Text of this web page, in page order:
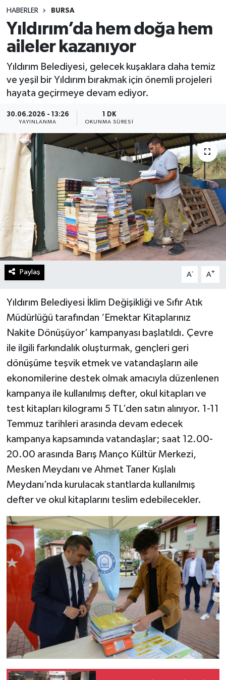
HABERLER BURSA
Yıldırım’da hem doğa hem
aileler kazanıyor
Yıldırım Belediyesi, gelecek kuşaklara daha temiz
ve yeşil bir Yıldırım bırakmak için önemli projeleri
hayata geçirmeye devam ediyor.
30.06.2026 - 13:26
YAYINLANMA
1 DK
OKUNMA SÜRESI
Paylaş A- A+
Yıldırım Belediyesi İklim Değişikliği ve Sıfır Atık
Müdürlüğü tarafından ‘Emektar Kitaplarınız
Nakite Dönüşüyor’ kampanyası başlatıldı. Çevre
ile ilgili farkındalık oluşturmak, gençleri geri
dönüşüme teşvik etmek ve vatandaşların aile
ekonomilerine destek olmak amacıyla düzenlenen
kampanya ile kullanılmış defter, okul kitapları ve
test kitapları kilogramı 5 TL’den satın alınıyor. 1-11
Temmuz tarihleri arasında devam edecek
kampanya kapsamında vatandaşlar; saat 12.00-
20.00 arasında Barış Manço Kültür Merkezi,
Mesken Meydanı ve Ahmet Taner Kışlalı
Meydanı’nda kurulacak stantlarda kullanılmış
defter ve okul kitaplarını teslim edebilecekler.
Spor
Teknoloji
Yaşam